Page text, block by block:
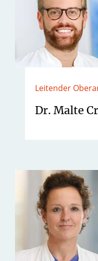
Leitender
Dr. Malte